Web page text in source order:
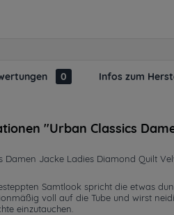
0 Infos zum
"Urban Classics
Damen Jacke Ladies Diamond Quilt
Samtlook spricht die etwas
voll auf die Tube und wirst
einzutauchen.